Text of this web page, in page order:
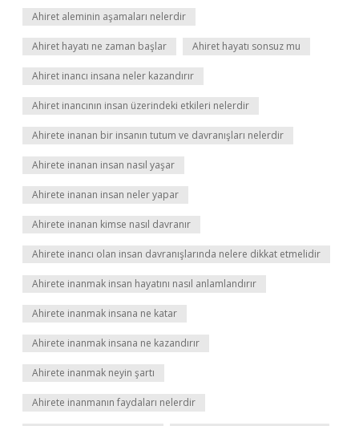
Ahiret aleminin aşamaları nelerdir
Ahiret hayatı ne zaman başlar Ahiret hayatı sonsuz mu
Ahiret inancı insana neler kazandırır
Ahiret inancının insan üzerindeki etkileri nelerdir
Ahirete inanan bir insanın tutum ve davranışları nelerdir
Ahirete inanan insan nasıl yaşar
Ahirete inanan insan neler yapar
Ahirete inanan kimse nasıl davranır
Ahirete inancı olan insan davranışlarında nelere dikkat etmelidir
Ahirete inanmak insan hayatını nasıl anlamlandırır
Ahirete inanmak insana ne katar
Ahirete inanmak insana ne kazandırır
Ahirete inanmak neyin şartı
Ahirete inanmanın faydaları nelerdir